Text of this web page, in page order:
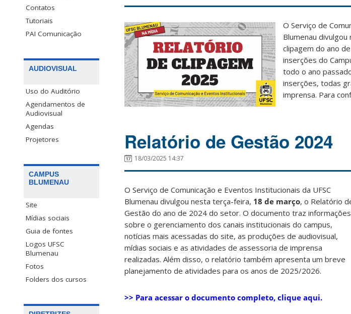
Contatos
Tutoriais
PAI Comunicação
AUDIOVISUAL
Uso do Auditório
Agendamentos de
Audiovisual
Agendas
Projetores
CAMPUS
BLUMENAU
Site
Mídias sociais
Guia de fontes
Logos UFSC
Blumenau
Fotos
Folders dos cursos
O Serviço de
Blumenau
clipagem do ano
inserções do
todo o ano
inserções, todas
imprensa. Para
Relatório de Gestão 2024
18/03/2025 14:37
O Serviço de Comunicação e Eventos Institucionais da UFSC
Blumenau divulgou nesta terça-feira, 18 de março, o Relatório
Gestão do ano de 2024 do setor. O documento traz informações
sobre o gerenciamento dos canais institucionais do campus,
notícias mais acessadas do site, as produções de audiovisual,
mídias sociais e as atividades de assessoria de imprensa
realizadas. Além disso, o relatório também apresenta um breve
planejamento de atividades para os anos de 2025/2026.
>> Para acessar o documento completo, clique aqui.